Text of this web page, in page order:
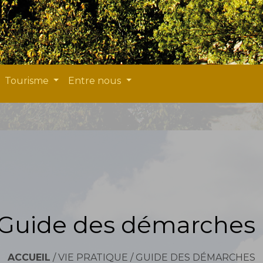
Tourisme Entre nous
des démarches
ACCUEIL /VIE PRATIQUE / GUIDE DES DÉMARCHES